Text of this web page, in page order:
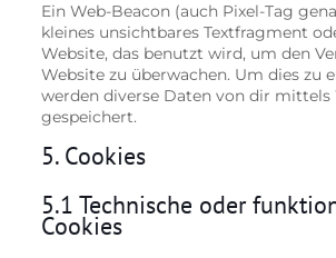
Ein Web-Beacon (auch Pixel-Tag
kleines unsichtbares Textfragment
Website, das benutzt wird, um den
Website zu überwachen. Um dies zu
werden diverse Daten von dir mittels
gespeichert.
5. Cookies
5.1 Technische oder
Cookies